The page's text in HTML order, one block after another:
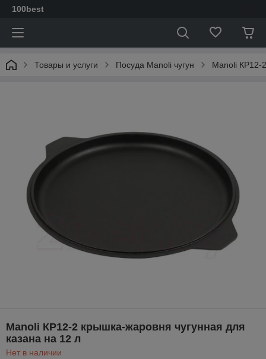
100best
Товары и услуги Посуда Manoli чугун Manoli КР12-
Manoli КР12-2 крышка-жаровня чугунная для
казана на 12 л
Нет в наличии